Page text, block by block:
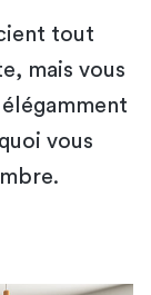
tout
mais vous
vous